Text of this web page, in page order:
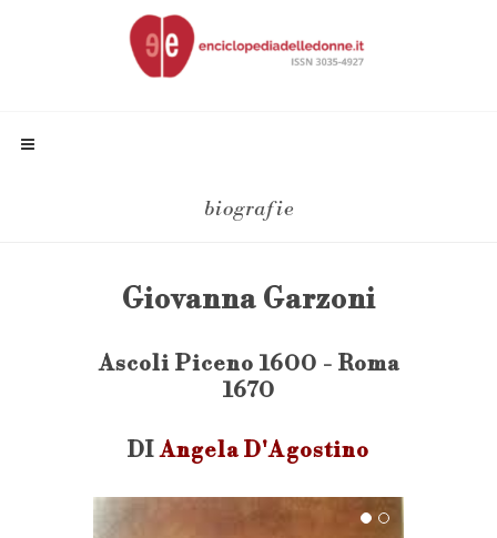
biografie
Giovanna Garzoni
Ascoli Piceno 1600 - Roma
1670
DIAngela D'Agostino